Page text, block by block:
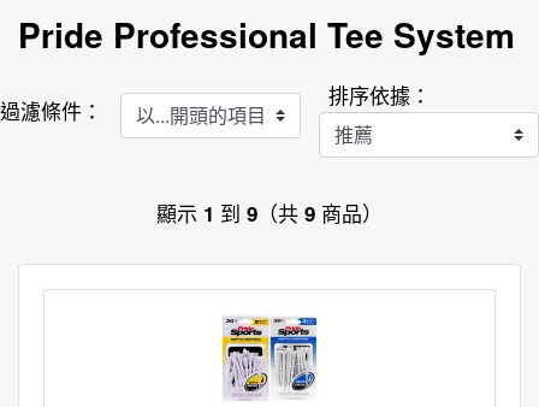
Pride Professional Tee System
過濾條件： 以...開頭的項目 排序依據：
顯示 1 到 9 （共 9 商品）